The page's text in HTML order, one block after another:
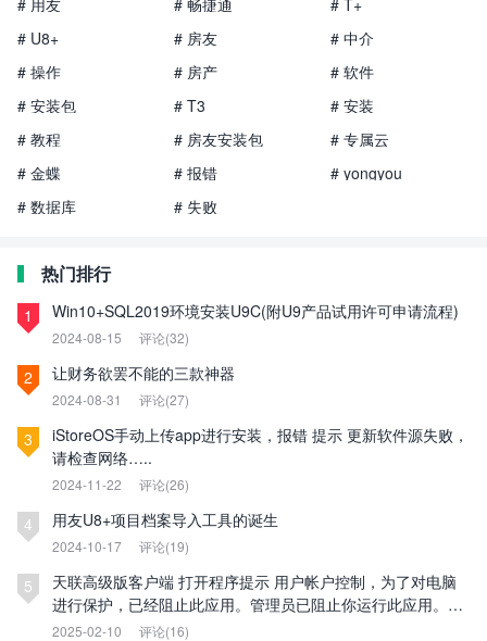
# 用友 # 畅捷通
# T+
# U8+
# 房友
# 中介
# 操作
# 房产
# 软件
# 安装包
# T3
# 安装
# 教程
# 房友安装包
# 专属云
# 金蝶
# 报错
# yongyou
# 数据库
# 失败
热门排行
1 Win10+SQL2019环境安装U9C(附U9产品试用许可申请流程)
2024-08-15 评论(32)
2 让财务欲罢不能的三款神器
2024-08-31 评论(27)
3
iStoreOS手动上传app进行安装，报错 提示 更新软件源失败，
请检查网络…..
2024-11-22 评论(26)
4 用友U8+项目档案导入工具的诞生
2024-10-17 评论(19)
5
天联高级版客户端 打开程序提示 用户帐户控制，为了对电脑
进行保护，已经阻止此应用。管理员已阻止你运行此应用。有
关详细信息，请与管理员联系。
2025-02-10 评论(16)